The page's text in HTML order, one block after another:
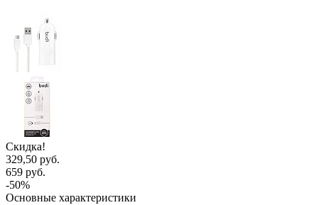
Скидка!
329,50 руб.
659 руб.
-50%
Основные характеристики